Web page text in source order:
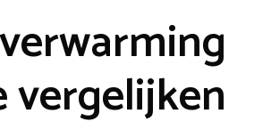
vergelijken